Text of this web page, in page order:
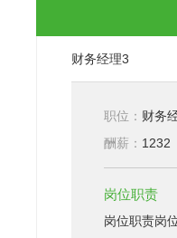
财务经理3
职位： 财务
酬薪： 1232
岗位职责
岗位职责岗